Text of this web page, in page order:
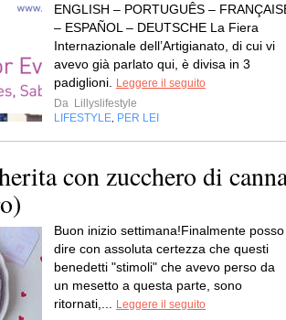
ENGLISH – PORTUGUÊS –
– ESPAÑOL – DEUTSCHE La Fiera
Internazionale dell’Artigianato, di cui vi
avevo già parlato qui, è divisa in 3
padiglioni.
Leggere il seguito
Da Lillyslifestyle
LIFESTYLE PER LEI
con zucchero di
Buon inizio settimana!Finalmente posso
dire con assoluta certezza che questi
benedetti "stimoli" che avevo perso da
un mesetto a questa parte, sono
ritornati,...
Leggere il seguito